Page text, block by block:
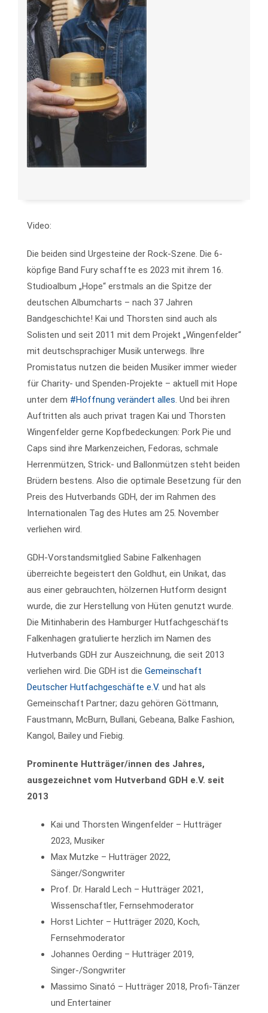
Video:
Die beiden sind Urgesteine der Rock-Szene. Die 6-
köpfige Band Fury schaffte es 2023 mit ihrem 16.
Studioalbum „Hope“ erstmals an die Spitze der
deutschen Albumcharts – nach 37 Jahren
Bandgeschichte! Kai und Thorsten sind auch als
Solisten und seit 2011 mit dem Projekt „Wingenfelder“
mit deutschsprachiger Musik unterwegs. Ihre
Promistatus nutzen die beiden Musiker immer wieder
für Charity- und Spenden-Projekte – aktuell mit Hope
unter dem #Hoffnung verändert alles. Und bei ihren
Auftritten als auch privat tragen Kai und Thorsten
Wingenfelder gerne Kopfbedeckungen: Pork Pie und
Caps sind ihre Markenzeichen, Fedoras, schmale
Herrenmützen, Strick- und Ballonmützen steht beiden
Brüdern bestens. Also die optimale Besetzung für den
Preis des Hutverbands GDH, der im Rahmen des
Internationalen Tag des Hutes am 25. November
verliehen wird.
GDH-Vorstandsmitglied Sabine Falkenhagen
überreichte begeistert den Goldhut, ein Unikat, das
aus einer gebrauchten, hölzernen Hutform designt
wurde, die zur Herstellung von Hüten genutzt wurde.
Die Mitinhaberin des Hamburger Hutfachgeschäfts
Falkenhagen gratulierte herzlich im Namen des
Hutverbands GDH zur Auszeichnung, die seit 2013
verliehen wird. Die GDH ist die Gemeinschaft
Deutscher Hutfachgeschäfte e.V. und hat als
Gemeinschaft Partner; dazu gehören Göttmann,
Faustmann, McBurn, Bullani, Gebeana, Balke Fashion,
Kangol, Bailey und Fiebig.
Prominente Hutträger/innen des Jahres,
ausgezeichnet vom Hutverband GDH e.V. seit
2013
Kai und Thorsten Wingenfelder – Hutträger
2023, Musiker
Max Mutzke – Hutträger 2022,
Sänger/Songwriter
Prof. Dr. Harald Lech – Hutträger 2021,
Wissenschaftler, Fernsehmoderator
Horst Lichter – Hutträger 2020, Koch,
Fernsehmoderator
Johannes Oerding – Hutträger 2019,
Singer-/Songwriter
Massimo Sinató – Hutträger 2018, Profi-Tänzer
und Entertainer